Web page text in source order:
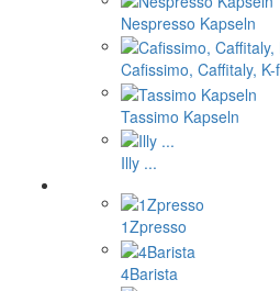
Nespresso Kapseln
Cafissimo, Caffitaly,
Tassimo Kapseln
Illy ...
1Zpresso
4Barista